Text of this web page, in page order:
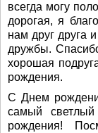
всегда могу
дорогая, я
нам друг друга
дружбы.
хорошая
рождения.
С Днем
самый
рождения!